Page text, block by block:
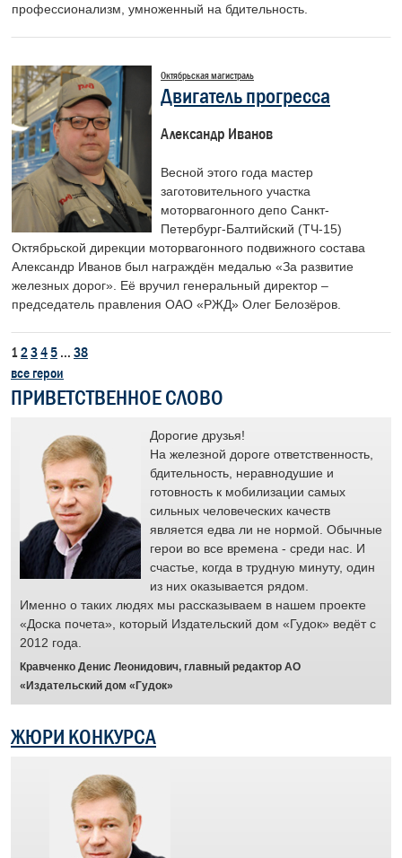
профессионализм, умноженный на бдительность.
Октябрьская магистраль
Двигатель прогресса
Александр Иванов
Весной этого года мастер
заготовительного участка
моторвагонного депо Санкт-
Петербург-Балтийский (ТЧ-15)
Октябрьской дирекции моторвагонного подвижного состава
Александр Иванов был награждён медалью «За развитие
железных дорог». Её вручил генеральный директор –
председатель правления ОАО «РЖД» Олег Белозёров.
12345 ... 38
все герои
ПРИВЕТСТВЕННОЕ СЛОВО
Дорогие друзья!
На железной дороге ответственность,
бдительность, неравнодушие и
готовность к мобилизации самых
сильных человеческих качеств
является едва ли не нормой. Обычные
герои во все времена - среди нас. И
счастье, когда в трудную минуту, один
из них оказывается рядом.
Именно о таких людях мы рассказываем в нашем проекте
«Доска почета», который Издательский дом «Гудок» ведёт с
2012 года.
Кравченко Денис Леонидович, главный редактор АО
«Издательский дом «Гудок»
ЖЮРИ КОНКУРСА